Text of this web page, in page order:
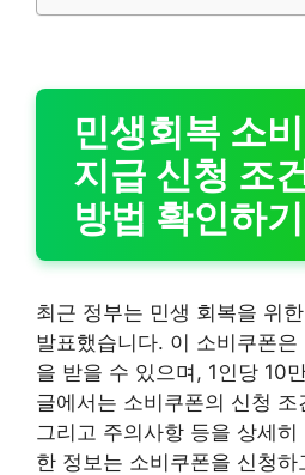
민생회복 소
지급 신청 조
방법 확인하기
최근 정부는 민생 회복을 위
발표했습니다. 이 소비쿠폰
을 받을 수 있으며, 1인당 10
글에서는 소비쿠폰의 신청
그리고 주의사항 등을 상세히
한 정보는 소비쿠폰을 신청